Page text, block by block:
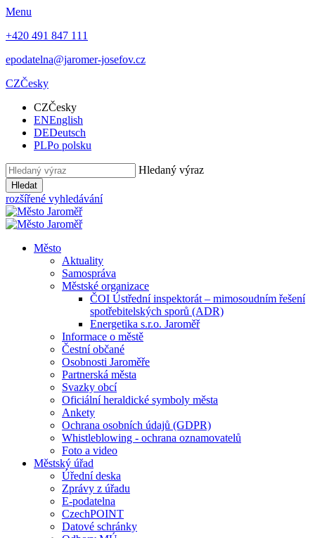
Menu
+420 491 847 111
epodatelna@jaromer-josefov.cz
CZČesky
CZČesky
ENEnglish
DEDeutsch
PLPo polsku
Hledaný výraz
Hledat
rozšířené vyhledávání
Město
Aktuality
Samospráva
Městské organizace
ČOI Ústřední inspektorát – mimosoudním řešení
spotřebitelských sporů (ADR)
Energetika s.r.o. Jaroměř
Informace o městě
Čestní občané
Osobnosti Jaroměře
Partnerská města
Svazky obcí
Oficiální heraldické symboly města
Ankety
Ochrana osobních údajů (GDPR)
Whistleblowing - ochrana oznamovatelů
Foto a video
Městský úřad
Úřední deska
Zprávy z úřadu
E-podatelna
CzechPOINT
Datové schránky